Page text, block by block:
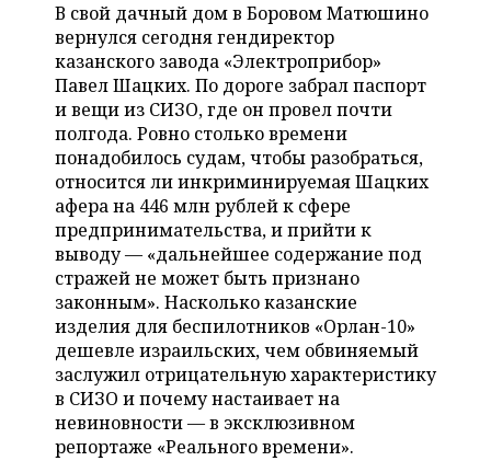
ОТКРЫТАЯ ЛЕКЦИЯ
БАСКЕТБОЛ
ВОЛЕЙБОЛ
КИБЕРСПОРТ
ФИГУРНОЕ КАТАНИЕ
ВОДНЫЕ ВИДЫ СПОРТА
ХОККЕЙ С МЯЧОМ
ИНФРАСТРУКТУРА
ИСТОРИЯ
КУЛЬТУРА
МЕДИЦИНА
ОБРАЗОВАНИЕ
ПРОИСШЕСТВИЯ
СПРАВОЧНИК
СПИСОК ПЕРСОН
СПИСОК КОМПАНИЙ
ПОЛНАЯ ВЕРСИЯ
В свой дачный дом в Боровом Матюшино
вернулся сегодня гендиректор
казанского завода «Электроприбор»
Павел Шацких. По дороге забрал паспорт
и вещи из СИЗО, где он провел почти
полгода. Ровно столько времени
понадобилось судам, чтобы разобраться,
относится ли инкриминируемая Шацких
афера на 446 млн рублей к сфере
предпринимательства, и прийти к
выводу — «дальнейшее содержание под
стражей не может быть признано
законным». Насколько казанские
изделия для беспилотников «Орлан-10»
дешевле израильских, чем обвиняемый
заслужил отрицательную характеристику
в СИЗО и почему настаивает на
невиновности — в эксклюзивном
репортаже «Реального времени».